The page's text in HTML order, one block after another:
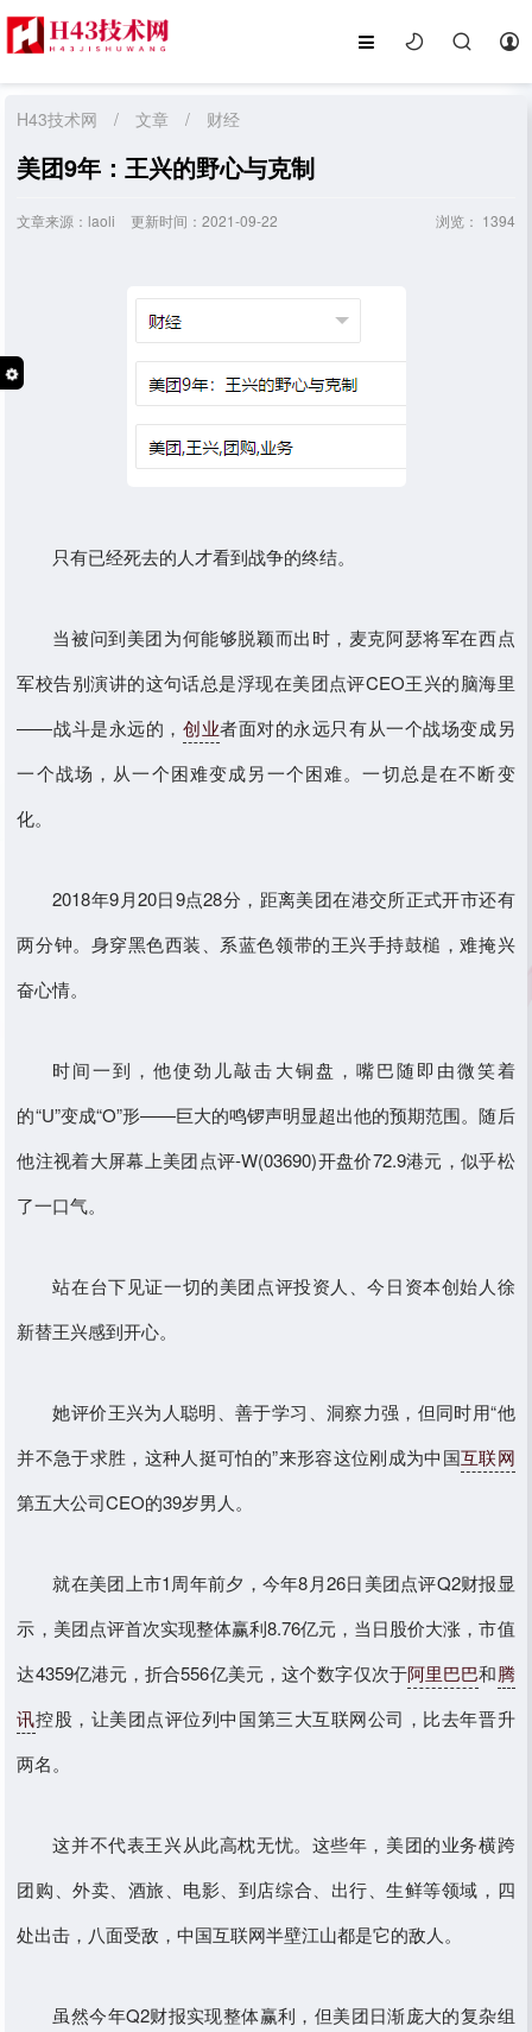
H43技术网 / 文章 / 财经
美团9年：王兴的野心与克制
文章来源：laoli 更新时间：2021-09-22 浏览： 1394
只有已经死去的人才看到战争的终结。
当被问到美团为何能够脱颖而出时，麦克阿瑟将军在西点
军校告别演讲的这句话总是浮现在美团点评CEO王兴的脑海里
——战斗是永远的， 创业者面对的永远只有从一个战场变成另
一个战场，从一个困难变成另一个困难。一切总是在不断变
化。
2018年9月20日9点28分，距离美团在港交所正式开市还有
两分钟。身穿黑色西装、系蓝色领带的王兴手持鼓槌，难掩兴
奋心情。
时间一到，他使劲儿敲击大铜盘，嘴巴随即由微笑着
的“U”变成“O”形——巨大的鸣锣声明显超出他的预期范围。随后
他注视着大屏幕上美团点评-W(03690)开盘价72.9港元，似乎松
了一口气。
站在台下见证一切的美团点评投资人、今日资本创始人徐
新替王兴感到开心。
她评价王兴为人聪明、善于学习、洞察力强，但同时用“他
并不急于求胜，这种人挺可怕的”来形容这位刚成为中国互联网
第五大公司CEO的39岁男人。
就在美团上市1周年前夕，今年8月26日美团点评Q2财报显
示，美团点评首次实现整体赢利8.76亿元，当日股价大涨，市值
达4359亿港元，折合556亿美元，这个数字仅次于阿里巴巴和腾
讯控股，让美团点评位列中国第三大互联网公司，比去年晋升
两名。
这并不代表王兴从此高枕无忧。这些年，美团的业务横跨
团购、外卖、酒旅、电影、到店综合、出行、生鲜等领域，四
处出击，八面受敌，中国互联网半壁江山都是它的敌人。
虽然今年Q2财报实现整体赢利，但美团日渐庞大的复杂组